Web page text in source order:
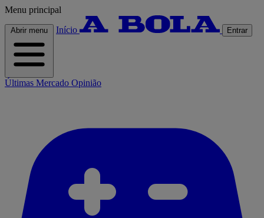
Menu principal
Abrir menu Início Entrar
Últimas Mercado Opinião